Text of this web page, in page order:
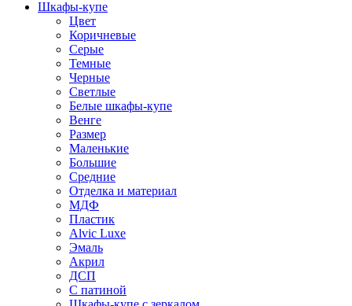
Шкафы-купе
Цвет
Коричневые
Серые
Темные
Черные
Светлые
Белые шкафы-купе
Венге
Размер
Маленькие
Большие
Средние
Отделка и материал
МДФ
Пластик
Alvic Luxe
Эмаль
Акрил
ДСП
С патиной